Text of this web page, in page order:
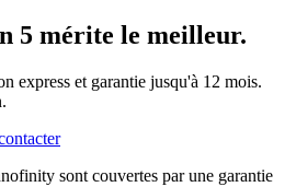
5 mérite le meilleur.
express et garantie jusqu'à 12 mois.
sont couvertes par une garantie